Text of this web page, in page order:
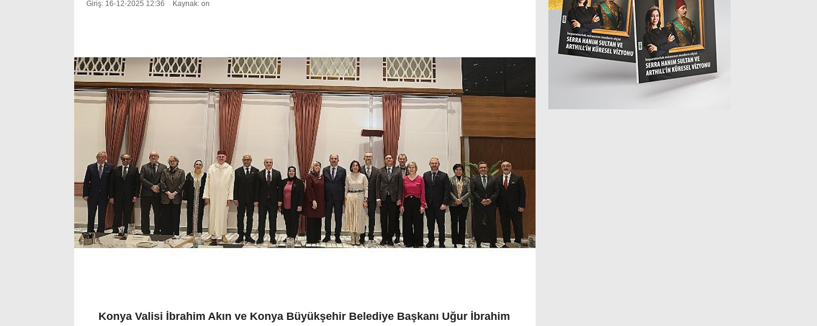
SAĞLIK
TEKNOLOJİ
EĞİTİM
Giriş: 16-12-2025 12:36 Kaynak: on
Konya Valisi İbrahim Akın ve Konya Büyükşehir Belediye Başkanı Uğur İbrahim